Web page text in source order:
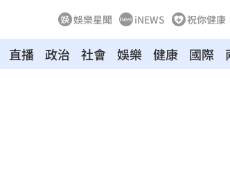
娛樂星聞 iNEWS 祝你健康
直播 政治 社會 娛樂 健康 國際